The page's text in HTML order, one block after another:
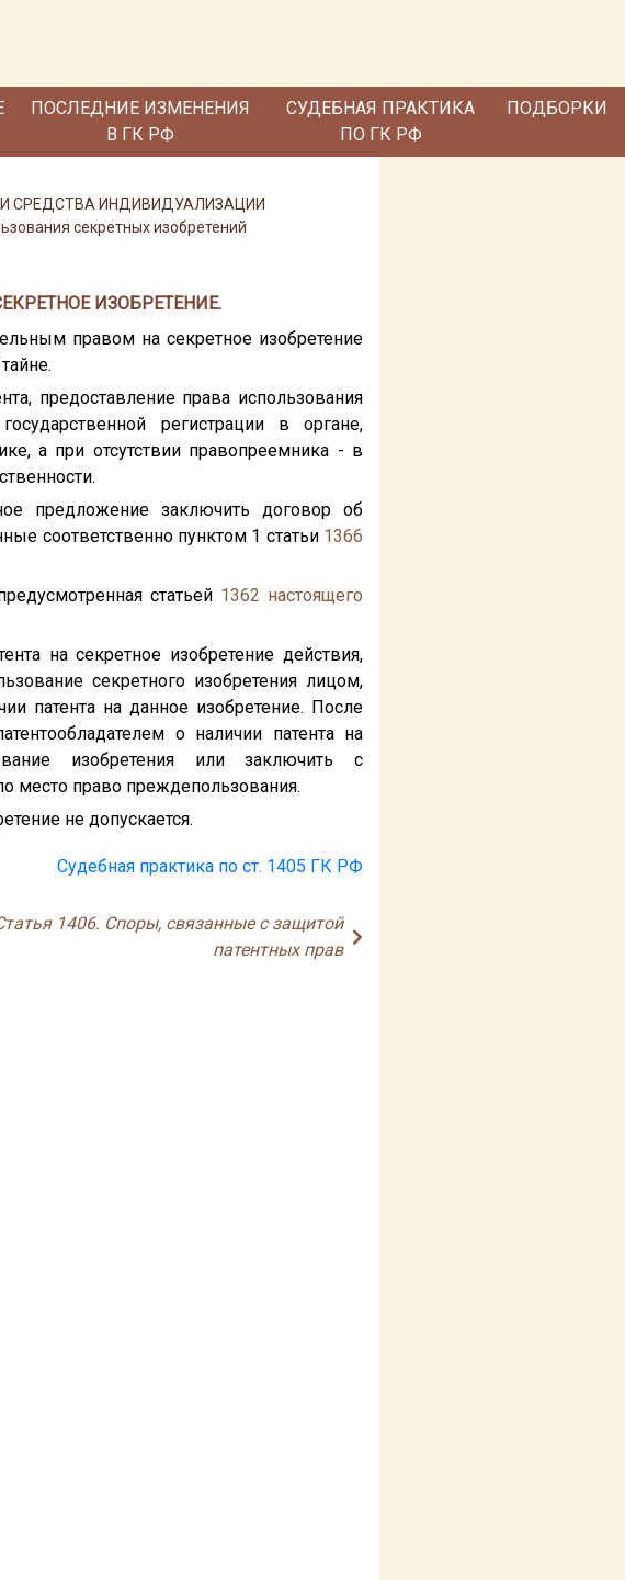
ПОСЛЕДНИЕ ИЗМЕНЕНИЯ
В ГК РФ
СУДЕБНАЯ ПРАКТИКА
ПО ГК РФ
ПОДБОРКИ
И СРЕДСТВА ИНДИВИДУАЛИЗАЦИИ
секретных изобретений
ИЗОБРЕТЕНИЕ.
правом на секретное изобретение
предоставление права использования
регистрации в органе,
а при отсутствии правопреемника - в
предложение заключить договор об
соответственно пунктом 1 статьи 1366
статьей 1362 настоящего
на секретное изобретение действия,
секретного изобретения лицом,
патента на данное изобретение. После
о наличии патента на
изобретения или заключить с
место право преждепользования.
не допускается.
Судебная практика по ст. 1405 ГК РФ
1406. Споры, связанные с защитой
патентных прав